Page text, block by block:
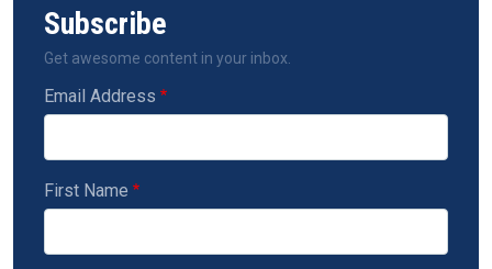
Subscribe
Get awesome content in your inbox.
Email Address
First Name